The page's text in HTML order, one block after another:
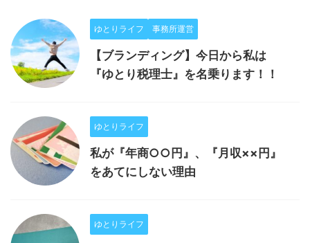
ゆとりライフ 事務所運営
【ブランディング】今日から私は
『ゆとり税理士』を名乗ります！！
ゆとりライフ
私が『年商○○円』、『月収××円』
をあてにしない理由
ゆとりライフ